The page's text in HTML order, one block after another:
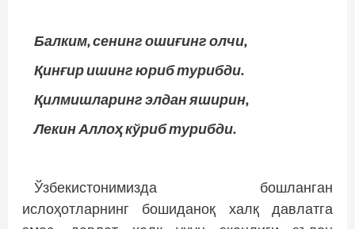
Балким, сенинг ошиғинг олчи,
Қинғир ишинг юриб турибди.
Қилмишларинг элдан яширин,
Лекин Аллоҳ кўриб турибди.
Ўзбекистонимизда бошланган
ислоҳотларнинг бошиданоқ халқ давлатга